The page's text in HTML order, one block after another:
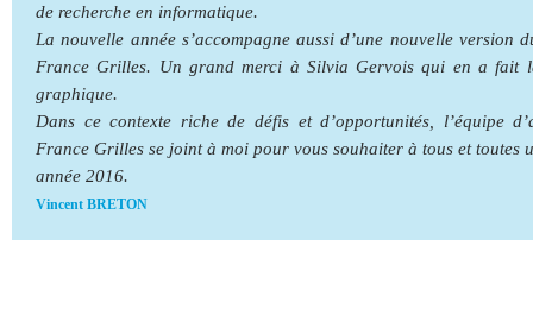
de recherche en informatique.
La nouvelle année s’accompagne aussi d’une nouvelle version
France Grilles. Un grand merci à Silvia Gervois qui en a fait
graphique.
Dans ce contexte riche de défis et d’opportunités, l’équipe
France Grilles se joint à moi pour vous souhaiter à tous et toutes
année 2016.
Vincent BRETON